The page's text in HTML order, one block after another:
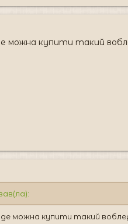
можна купити такий
можна купити такий